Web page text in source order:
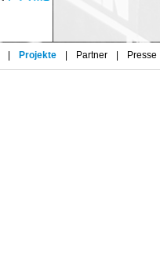
Projekte Partner Presse